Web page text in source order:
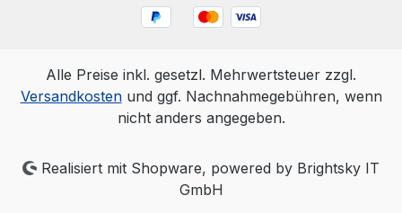
Alle Preise inkl. gesetzl. Mehrwertsteuer zzgl.
Versandkostenund ggf. Nachnahmegebühren, wenn
nicht anders angegeben.
Realisiert mit Shopware, powered by Brightsky IT
GmbH